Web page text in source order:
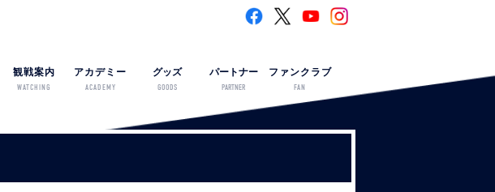
観戦案内
WATCHING
アカデミー
ACADEMY
グッズ
GOODS
パートナー
PARTNER
ファンクラブ
FAN